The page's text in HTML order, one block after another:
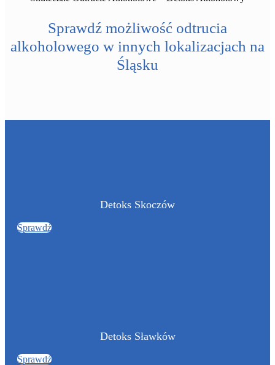
Sprawdź możliwość odtrucia
alkoholowego w innych lokalizacjach na
Śląsku
Detoks Skoczów
Sprawdź
Detoks Sławków
Sprawdź